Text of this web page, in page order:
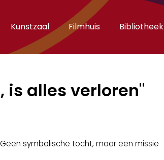
Kunstzaal Filmhuis Bibliotheek
is alles verloren"
symbolische tocht, maar een missie